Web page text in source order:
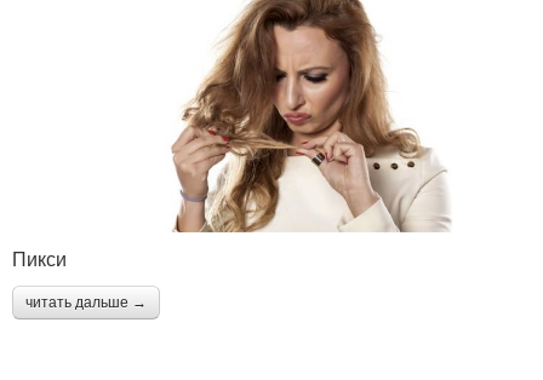
Пикси
читать дальше →